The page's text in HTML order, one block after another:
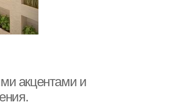
акцентами и